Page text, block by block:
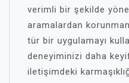
verimli bir şekilde
aramalardan
tür bir uygulamayı
deneyiminizi daha
iletişimdeki